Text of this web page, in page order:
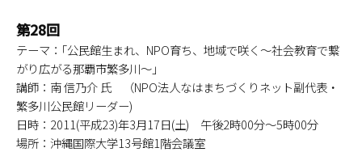
第28回
テーマ：｢公民館生まれ、NPO育ち、地域で咲く～社会教育で繋
がり広がる那覇市繁多川～｣
講師：南 信乃介 氏 （NPO法人なはまちづくりネット副代表・
繁多川公民館リーダー)
日時：2011(平成23)年3月17日(土) 午後2時00分～5時00分
場所：沖縄国際大学13号館1階会議室